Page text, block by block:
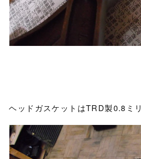
ヘッドガスケットはTRD製0.8ミリ